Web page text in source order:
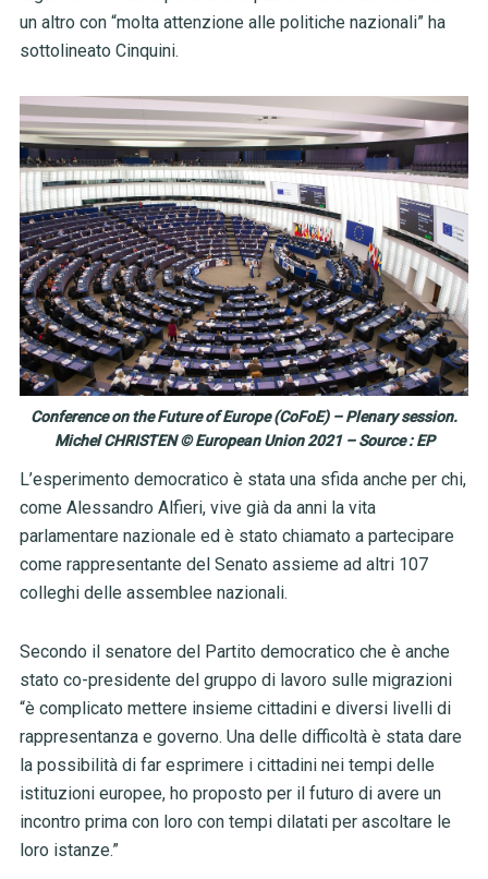
un altro con “molta attenzione alle politiche nazionali” ha
sottolineato Cinquini.
Conference on the Future of Europe (CoFoE) – Plenary session.
Michel CHRISTEN © European Union 2021 – Source : EP
L’esperimento democratico è stata una sfida anche per chi,
come Alessandro Alfieri, vive già da anni la vita
parlamentare nazionale ed è stato chiamato a partecipare
come rappresentante del Senato assieme ad altri 107
colleghi delle assemblee nazionali.
Secondo il senatore del Partito democratico che è anche
stato co-presidente del gruppo di lavoro sulle migrazioni
“è complicato mettere insieme cittadini e diversi livelli di
rappresentanza e governo. Una delle difficoltà è stata dare
la possibilità di far esprimere i cittadini nei tempi delle
istituzioni europee, ho proposto per il futuro di avere un
incontro prima con loro con tempi dilatati per ascoltare le
loro istanze.”